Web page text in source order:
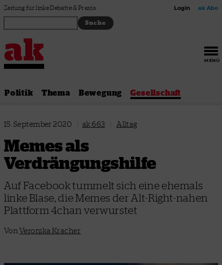
Zum Inhalt springen
Zeitung für linke Debatte & Praxis Login ak Abo
MENÜ
Politik Thema Bewegung Gesellschaft
15. September 2020 ak 663 Alltag
Memes als
Verdrängungshilfe
Auf Facebook tummelt sich eine ehemals
linke Blase, die Memes der Alt-Right-nahen
Plattform 4chan verwurstet
Von Veronika Kracher